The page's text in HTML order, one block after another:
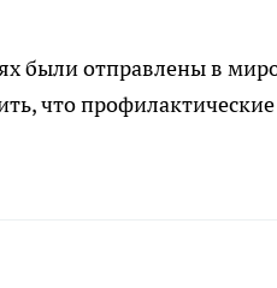
были отправлены в
что